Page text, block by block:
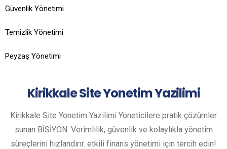
Güvenlik Yönetimi
Temizlik Yönetimi
Peyzaş Yönetimi
KirikkaleSite Yonetim Yazilimi
Kirikkale Site Yonetim Yazilimi Yöneticilere pratik çözümler
sunan BİSİYON. Verimlilik, güvenlik ve kolaylıkla yönetim
süreçlerini hızlandırır. etkili finans yönetimi için tercih edin!